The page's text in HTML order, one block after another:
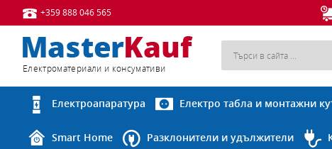
+359 888 046 565
Eлектроматериали и консумативи
Електроапаратура Електро табла и монтажни
Smart Home Разклонители и удължители